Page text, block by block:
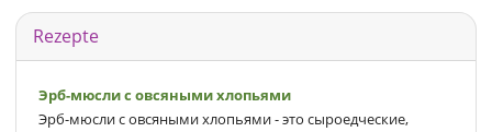
Rezepte
Эрб-мюсли с овсяными хлопьями
Эрб-мюсли с овсяными хлопьями - это сыроедческие,